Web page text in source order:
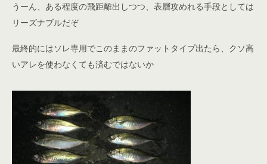
うーん、ある程度の飛距離出しつつ、表層攻めれる手段としては
リーズナブルだぞ
最終的にはソレ専用でこのままのファットタイプ出たら、クソ高
いアレを使わなくても済むではないか